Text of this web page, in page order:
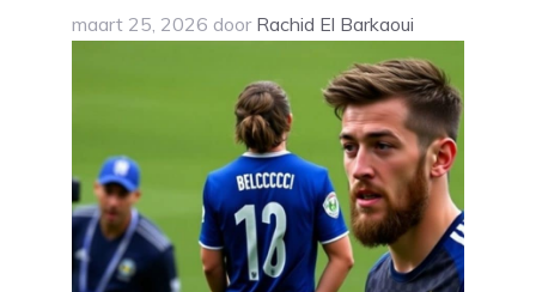
maart 25, 2026 door Rachid El Barkaoui